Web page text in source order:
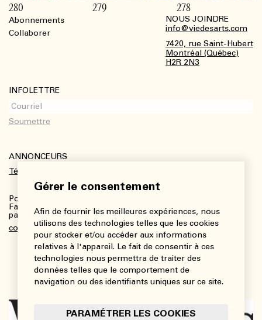
Gérer le consentement
Afin de fournir les meilleures expériences, nous
utilisons des technologies telles que les cookies
pour stocker et/ou accéder aux informations
relatives à l'appareil. Le fait de consentir à ces
technologies nous permettra de traiter des
données telles que le comportement de
navigation ou des identifiants uniques sur ce site.
PARAMÉTRER LES COOKIES
Abonnements
Collaborer
NOUS JOINDRE
info@viedesarts.com
7420, rue Saint-Hubert
Montréal (Québec)
H2R 2N3
INFOLETTRE
ANNONCEURS
Télécharger le kit média
Pour plus de renseignements :
Fanny Charbonneau, Responsable des communications,
partenariats et publicités
communications@viedesarts.com
280 279 278